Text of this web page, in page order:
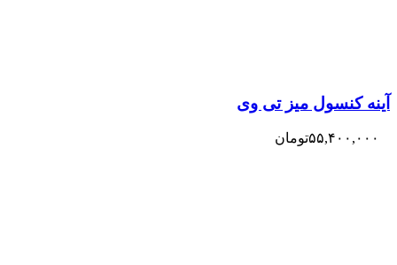
آینه کنسول میز تی وی
۵۵,۴۰۰,۰۰۰تومان